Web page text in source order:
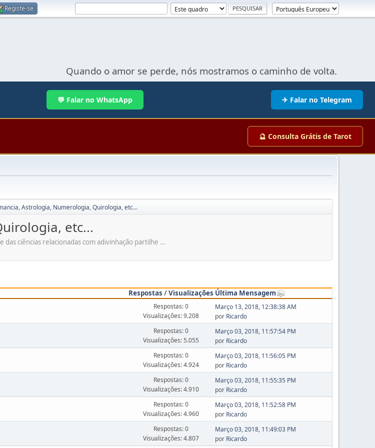
Registe-se
Quando o amor se perde, nós mostramos o caminho de volta.
💬 Falar no WhatsApp ✈ Falar no Telegram
🔮 Consulta Grátis de Tarot
Astrologia, Numerologia, Quirologia, etc...
etc...
ciências relacionadas com adivinhação partilhe ...
Respostas /Visualizações Última Mensagem
Respostas: 0
Visualizações: 9.208
Março 13, 2018, 12:38:38 AM
por Ricardo
Respostas: 0
Visualizações: 5.055
Março 03, 2018, 11:57:54 PM
por Ricardo
Respostas: 0
Visualizações: 4.924
Março 03, 2018, 11:56:05 PM
por Ricardo
Respostas: 0
Visualizações: 4.910
Março 03, 2018, 11:55:35 PM
por Ricardo
Respostas: 0
Visualizações: 4.960
Março 03, 2018, 11:52:58 PM
por Ricardo
Respostas: 0
Visualizações: 4.807
Março 03, 2018, 11:49:03 PM
por Ricardo